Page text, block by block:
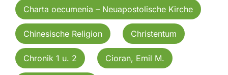
Charta oecumenia – Neuapostolische Kirche
Chinesische Religion Christentum
Chronik 1 u. 2 Cioran, Emil M.